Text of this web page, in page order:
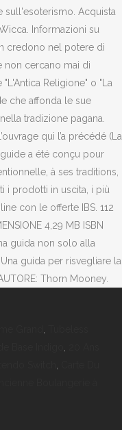
Acquista
Informazioni su
credono nel potere di
non cercano mai di
Religione" o "La
che affonda le sue
tradizione pagana.
qui l’a précédé (La
a été conçu pour
à ses traditions,
i prodotti in uscita, i più
con le offerte IBS. 112
4,29 MB ISBN
guida non solo alla
guida per risvegliare la
Thorn Mooney.